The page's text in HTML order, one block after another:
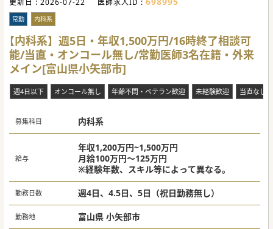
更新日 : 2026-07-22 医師求人ID :
常勤 内科系
【内科系】週5日・年収1,500万円/16時終了相談可
能/当直・オンコール無し/常勤医師3名在籍・外来
メイン[富山県小矢部市]
週4日以下 オンコール無し 年齢不問・ベテラン歓迎 未経験歓迎 当直なし
募集科目 内科系
給与
年収1,200万円~1,500万円
月給100万円～125万円
※経験年数、スキル等によって異なる。
勤務日数 週4日、4.5日、5日（祝日勤務無し）
勤務地 富山県 小矢部市